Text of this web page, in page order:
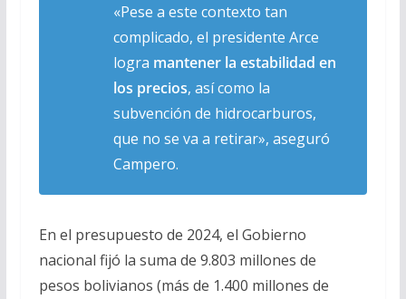
«Pese a este contexto tan
complicado, el presidente Arce
logra mantener la estabilidad en
los precios, así como la
subvención de hidrocarburos,
que no se va a retirar», aseguró
Campero.
En el presupuesto de 2024, el Gobierno
nacional fijó la suma de 9.803 millones de
pesos bolivianos (más de 1.400 millones de